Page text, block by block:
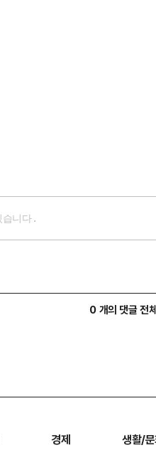
0 개의 댓글 전
경제 생활/